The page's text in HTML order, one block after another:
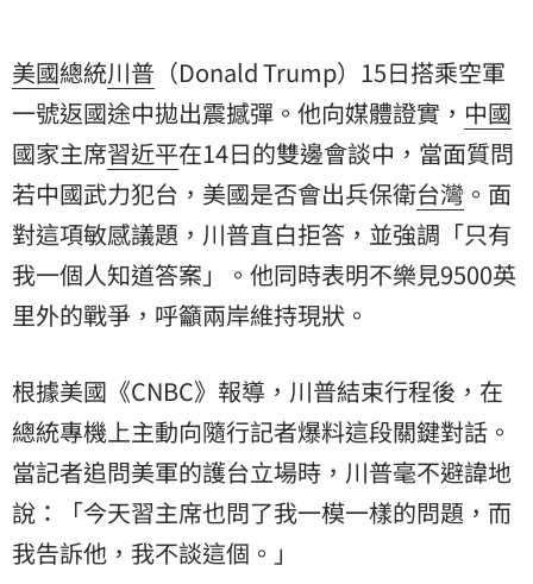
美國總統川普 （Donald Trump）15日搭乘空軍
一號返國途中拋出震撼彈。他向媒體證實， 中國
國家主席習近平在14日的雙邊會談中，當面質問
若中國武力犯台，美國是否會出兵保衛台灣 。面
對這項敏感議題，川普直白拒答，並強調「只有
我一個人知道答案」。他同時表明不樂見9500英
里外的戰爭，呼籲兩岸維持現狀。
根據美國《CNBC》報導，川普結束行程後，在
總統專機上主動向隨行記者爆料這段關鍵對話。
當記者追問美軍的護台立場時，川普毫不避諱地
說：「今天習主席也問了我一模一樣的問題，而
我告訴他，我不談這個。」